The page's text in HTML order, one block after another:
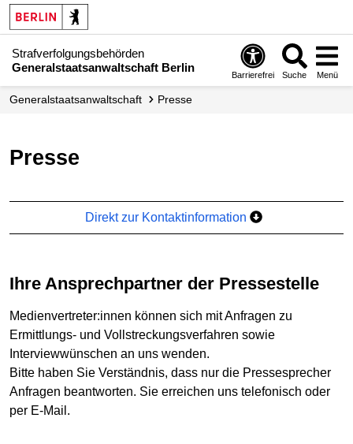
Strafverfolgungsbehörden
Generalstaatsanwaltschaft Berlin
Barrierefrei Suche Menü
Generalstaatsanwaltschaft Presse
Presse
Direkt zur Kontaktinformation
Ihre Ansprechpartner der Pressestelle
Medienvertreter:innen können sich mit Anfragen zu
Ermittlungs- und Vollstreckungsverfahren sowie
Interviewwünschen an uns wenden.
Bitte haben Sie Verständnis, dass nur die Pressesprecher
Anfragen beantworten. Sie erreichen uns telefonisch oder
per E‑Mail.